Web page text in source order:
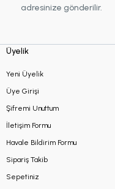
adresinize gönderilir.
Üyelik
Yeni Üyelik
Üye Girişi
Şifremi Unuttum
İletişim Formu
Havale Bildirim Formu
Sipariş Takib
Sepetiniz